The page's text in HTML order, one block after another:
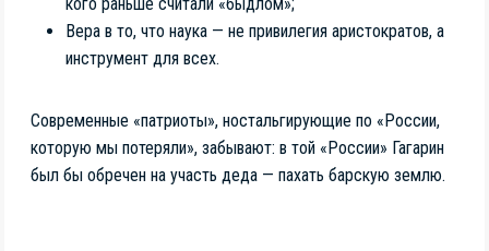
Вера в то, что наука — не привилегия аристократов, а
инструмент для всех.
Современные «патриоты», ностальгирующие по «России,
которую мы потеряли», забывают: в той «России» Гагарин
был бы обречен на участь деда — пахать барскую землю.